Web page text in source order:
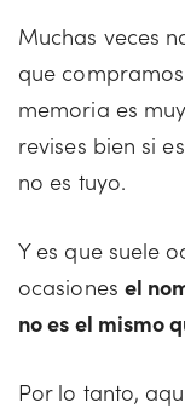
Muchas veces
que
memoria es
revises bien si
no es tuyo.
Y es que suele
ocasiones el
no es el mismo
Por lo tanto,